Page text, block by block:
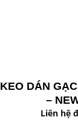
KEO DÁN
–
Liên hệ